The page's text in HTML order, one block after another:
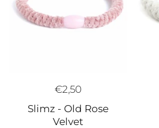
€2,50
Slimz - Old Rose
Velvet